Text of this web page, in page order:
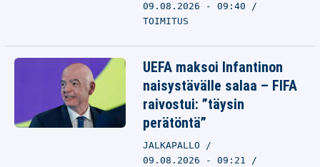
09.08.2026 - 09:40
TOIMITUS
UEFA maksoi Infantinon
naisystävälle salaa – FIFA
raivostui: ”täysin
perätöntä”
JALKAPALLO
09.08.2026 - 09:21